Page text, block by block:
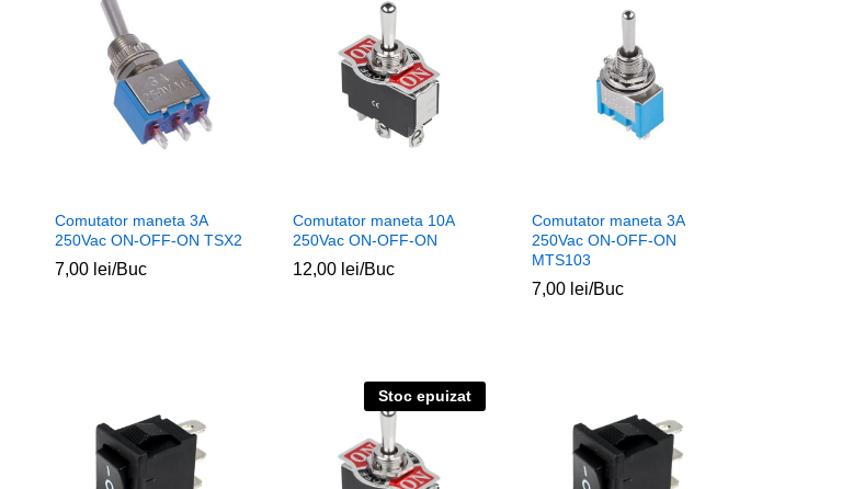
Comutator maneta 3A
250Vac ON-OFF-ON TSX2
7,00 lei/Buc
7,00 lei
Comutator maneta 10A
250Vac ON-OFF-ON
12,00 lei/Buc
12,00 lei
Comutator maneta 3A
250Vac ON-OFF-ON
MTS103
7,00 lei/Buc
7,00 lei
Stoc epuizat